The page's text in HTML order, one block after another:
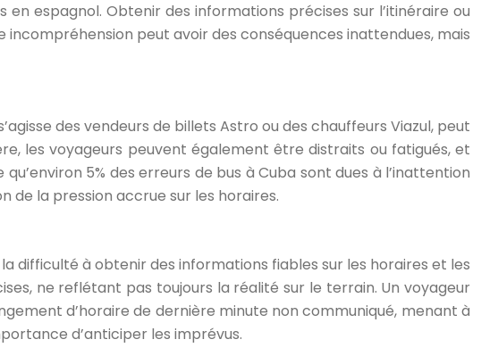
espagnol. Obtenir des informations précises sur l’itinéraire ou
peut avoir des conséquences inattendues, mais
des vendeurs de billets Astro ou des chauffeurs Viazul, peut
les voyageurs peuvent également être distraits ou fatigués, et
5% des erreurs de bus à Cuba sont dues à l’inattention
de la pression accrue sur les horaires.
difficulté à obtenir des informations fiables sur les horaires et les
ne reflétant pas toujours la réalité sur le terrain. Un voyageur
d’horaire de dernière minute non communiqué, menant à
d’anticiper les imprévus.